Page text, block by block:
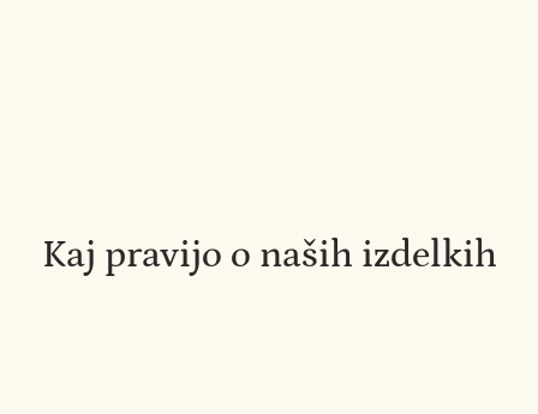
Kaj pravijo o naših izdelkih